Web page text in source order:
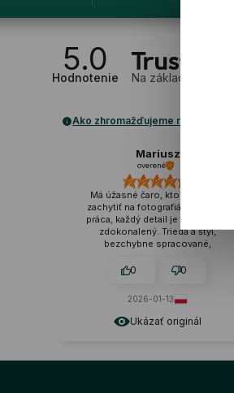
5.0
Hodnotenie Na základe
Ako zhromažďujeme recenzie?
Ukázať originál
Mariusz
overené
Má úžasné čaro, ktoré je ťažké
zachytiť na fotografiách. Presná
práca, každý detail je starostlivo
zdokonalený. Trieda a štýl,
bezchybne spracované,
0 0
2026-01-13